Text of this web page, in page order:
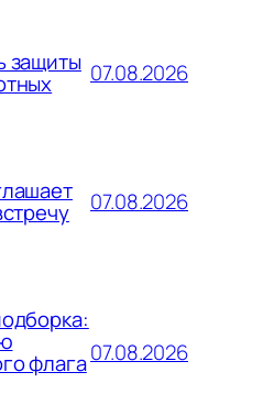
защиты 07.08.2026
07.08.2026
флага07.08.2026